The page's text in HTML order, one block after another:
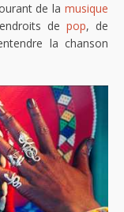
de la musique
depop, de
la chanson